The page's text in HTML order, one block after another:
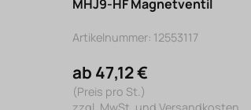
MHJ9-HF Magnetventil
Artikelnummer: 12553117
ab 47,12 €
(Preis pro St.)